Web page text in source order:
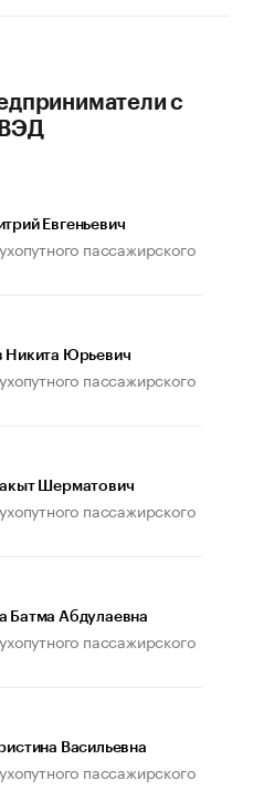
иначе». Как живет глава
с
Евгеньевич
пассажирского
Никита Юрьевич
пассажирского
Шерматович
пассажирского
Батма Абдулаевна
пассажирского
Васильевна
пассажирского